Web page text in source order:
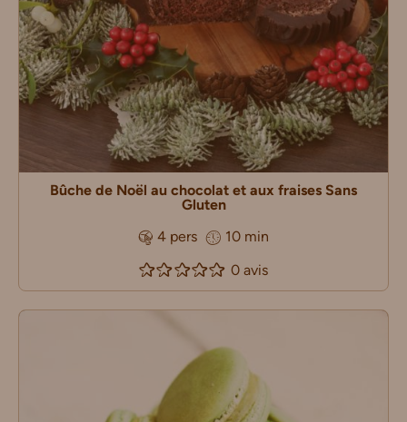
Bûche de Noël au chocolat et aux fraises Sans
Gluten
4 pers
10 min
0 avis